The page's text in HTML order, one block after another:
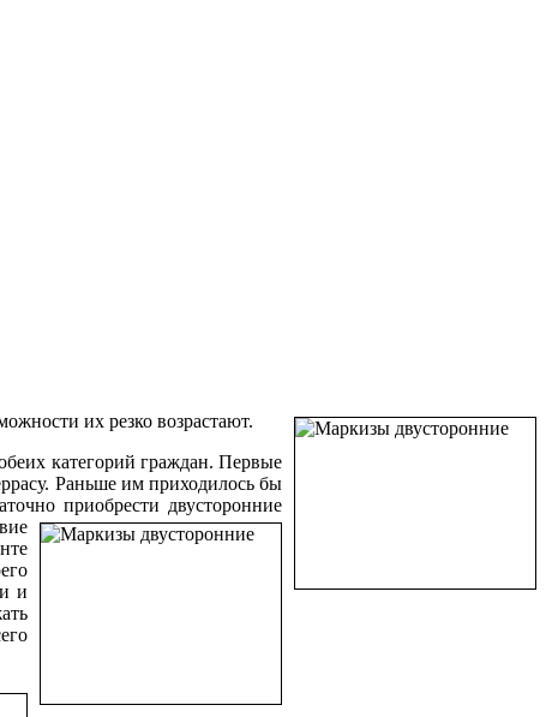
их резко возрастают.
категорий граждан. Первые
Раньше им приходилось бы
приобрести двусторонние
и